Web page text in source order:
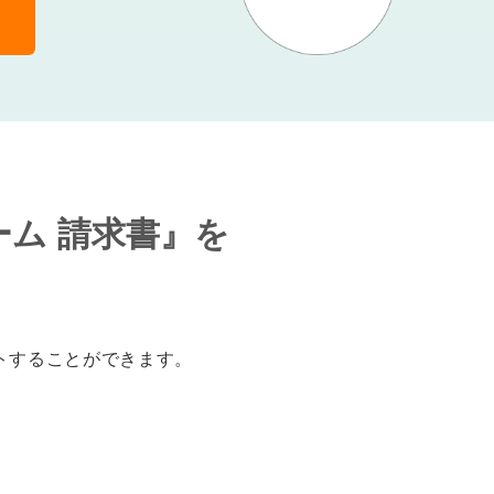
請求書』を
ることができます。